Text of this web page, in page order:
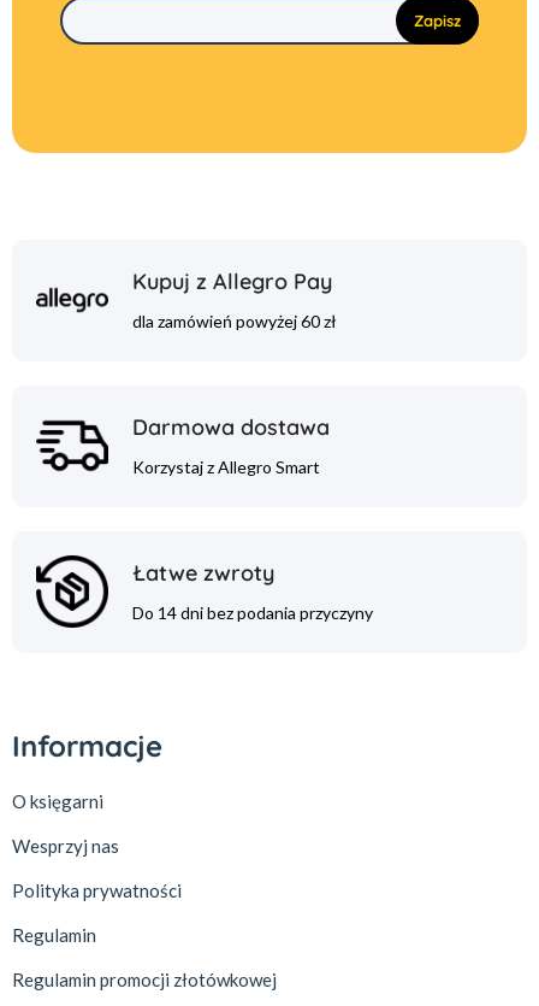
Kupuj z Allegro Pay
dla zamówień powyżej 60 zł
Darmowa dostawa
Korzystaj z Allegro Smart
Łatwe zwroty
Do 14 dni bez podania przyczyny
Informacje
O księgarni
Wesprzyj nas
Polityka prywatności
Regulamin
Regulamin promocji złotówkowej